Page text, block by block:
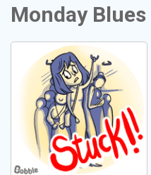
Monday Blues